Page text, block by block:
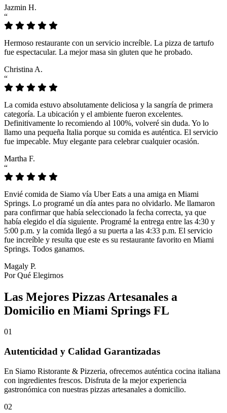
Jazmin H.
“
Hermoso restaurante con un servicio increíble. La pizza de tartufo
fue espectacular. La mejor masa sin gluten que he probado.
Christina A.
“
La comida estuvo absolutamente deliciosa y la sangría de primera
categoría. La ubicación y el ambiente fueron excelentes.
Definitivamente lo recomiendo al 100%, volveré sin duda. Yo lo
llamo una pequeña Italia porque su comida es auténtica. El servicio
fue impecable. Muy elegante para celebrar cualquier ocasión.
Martha F.
“
Envié comida de Siamo vía Uber Eats a una amiga en Miami
Springs. Lo programé un día antes para no olvidarlo. Me llamaron
para confirmar que había seleccionado la fecha correcta, ya que
había elegido el día siguiente. Programé la entrega entre las 4:30 y
5:00 p.m. y la comida llegó a su puerta a las 4:33 p.m. El servicio
fue increíble y resulta que este es su restaurante favorito en Miami
Springs. Todos ganamos.
Magaly P.
Por Qué Elegirnos
Las Mejores Pizzas Artesanales a
Domicilio en Miami Springs FL
01
Autenticidad y Calidad Garantizadas
En Siamo Ristorante & Pizzeria, ofrecemos auténtica cocina italiana
con ingredientes frescos. Disfruta de la mejor experiencia
gastronómica con nuestras pizzas artesanales a domicilio.
02